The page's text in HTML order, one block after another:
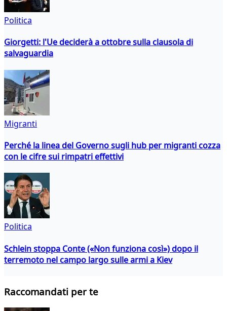
Politica
Giorgetti: l'Ue deciderà a ottobre sulla clausola di
salvaguardia
Migranti
Perché la linea del Governo sugli hub per migranti cozza
con le cifre sui rimpatri effettivi
Politica
Schlein stoppa Conte («Non funziona così») dopo il
terremoto nel campo largo sulle armi a Kiev
Raccomandati per te